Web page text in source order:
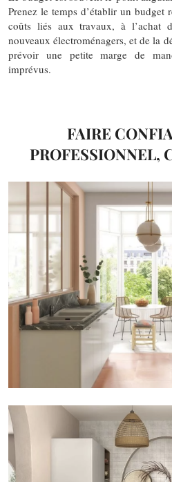
Prenez le temps d’établir un budget
coûts liés aux travaux, à l’achat
nouveaux électroménagers, et de la
prévoir une petite marge de
imprévus.
FAIRE
PROFESSIONNEL,